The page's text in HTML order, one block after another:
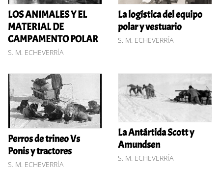
LOS ANIMALES Y EL
MATERIAL DE
CAMPAMENTO POLAR
S. M. ECHEVERRÍA
La logística del equipo
polar y vestuario
S. M. ECHEVERRÍA
Perros de trineo Vs
Ponis y tractores
S. M. ECHEVERRÍA
La Antártida Scott y
Amundsen
S. M. ECHEVERRÍA